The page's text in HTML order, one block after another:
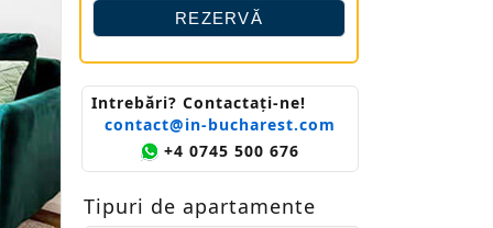
Intrebări? Contactaţi-ne!
contact@in-bucharest.com
+4 0745 500 676
Tipuri de apartamente